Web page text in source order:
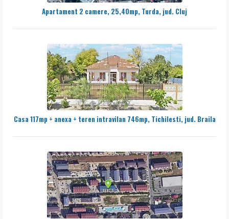
Apartament 2 camere, 25,40mp, Turda, jud. Cluj
Casa 117mp + anexa + teren intravilan 746mp, Tichilesti, jud. Braila